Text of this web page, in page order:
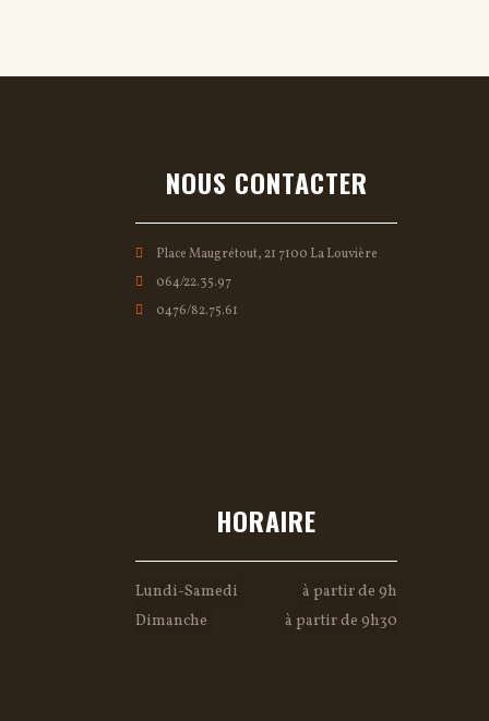
NOUS CONTACTER
Place Maugrétout, 21 7100 La Louvière
064/22.35.97
0476/82.75.61
HORAIRE
Lundi-Samedi
à partir de 9h
Dimanche
à partir de 9h30